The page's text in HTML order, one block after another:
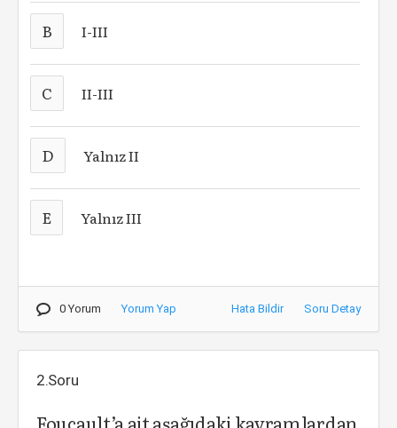
B I-III
C II-III
D Yalnız II
E Yalnız III
0 Yorum Yorum Yap Hata Bildir Soru Detay
2.Soru
Foucault’a ait aşağıdaki kavramlardan